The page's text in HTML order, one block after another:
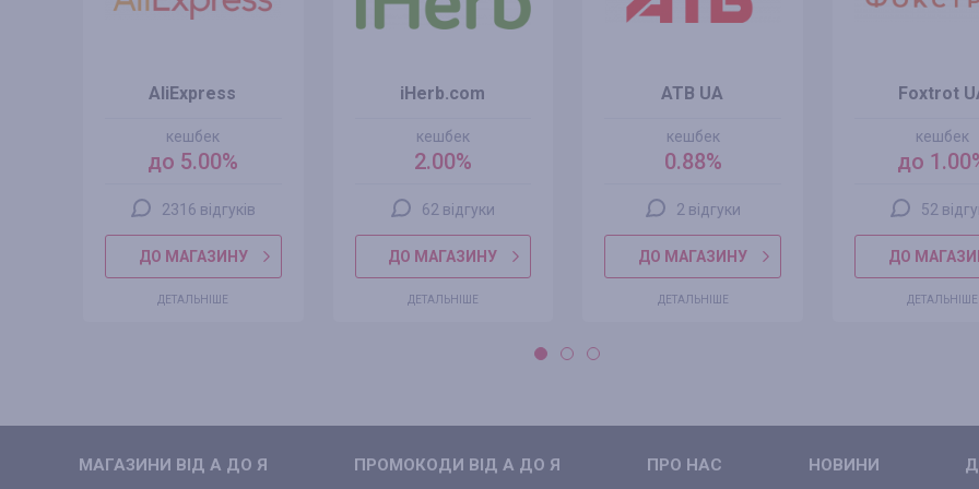
AliExpress
кешбек
до 5.00%
2316 відгуків
ДО МАГАЗИНУ
ДЕТАЛЬНІШЕ
iHerb.com
кешбек
2.00%
62 відгуки
ДО МАГАЗИНУ
ДЕТАЛЬНІШЕ
ATB UA
кешбек
0.88%
2 відгуки
ДО МАГАЗИНУ
ДЕТАЛЬНІШЕ
Foxtrot
кешбек
до
52
ДО
ДЕТАЛЬНІШЕ
МАГАЗИНИ ВIД А ДО Я ПРОМОКОДИ ВIД А ДО Я ПРО НАС НОВИНИ